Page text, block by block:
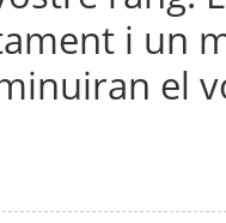
i un
el